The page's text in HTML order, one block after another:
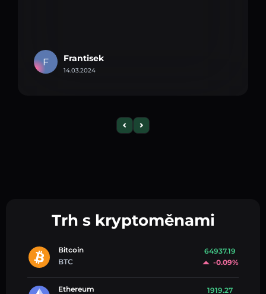
F Frantisek
14.03.2024
Trh s kryptoměnami
Bitcoin
BTC
64937.19
-0.09%
Ethereum
1919.27